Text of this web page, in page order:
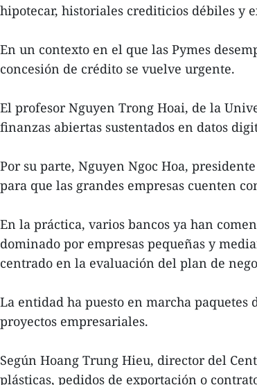
hipotecar, historiales crediticios débiles y
En un contexto en el que las Pymes
concesión de crédito se vuelve urgente.
El profesor Nguyen Trong Hoai, de la
finanzas abiertas sustentados en datos
Por su parte, Nguyen Ngoc Hoa,
para que las grandes empresas cuenten
En la práctica, varios bancos ya han
dominado por empresas pequeñas y
centrado en la evaluación del plan de
La entidad ha puesto en marcha
proyectos empresariales.
Según Hoang Trung Hieu, director del
plásticas, pedidos de exportación o